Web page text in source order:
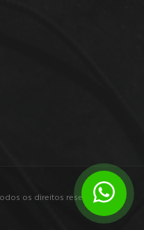
os direitos reservados.